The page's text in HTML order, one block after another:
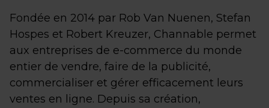
Fondée en 2014 par Rob Van Nuenen, Stefan
Hospes et Robert Kreuzer, Channable permet
aux entreprises de e-commerce du monde
entier de vendre, faire de la publicité,
commercialiser et gérer efficacement leurs
ventes en ligne. Depuis sa création,